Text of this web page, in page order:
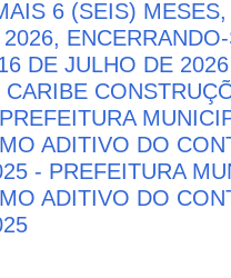
6 (SEIS)
DE JULHO DE
ADITIVO DO
- PREFEITURA
ADITIVO DO